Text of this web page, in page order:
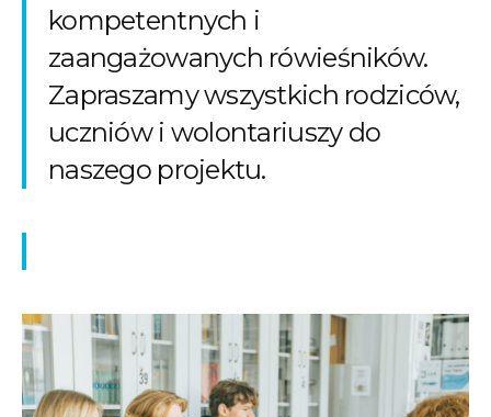
kompetentnych i
zaangażowanych rówieśników.
Zapraszamy wszystkich rodziców,
uczniów i wolontariuszy do
naszego projektu.